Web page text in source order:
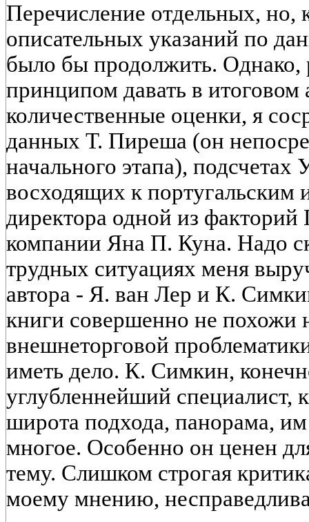
Перечисление отдельных, но,
описательных указаний по
было бы продолжить. Однако,
принципом давать в
количественные оценки, я
данных Т. Пиреша (он
начального этапа),
восходящих к португальским
директора одной из
компании Яна П. Куна. Надо
трудных ситуациях меня
автора - Я. ван Лер и К.
книги совершенно не похожи
внешнеторговой
иметь дело. К. Симкин,
углубленнейший специалист,
широта подхода, панорама,
многое. Особенно он ценен
тему. Слишком строгая
моему мнению,